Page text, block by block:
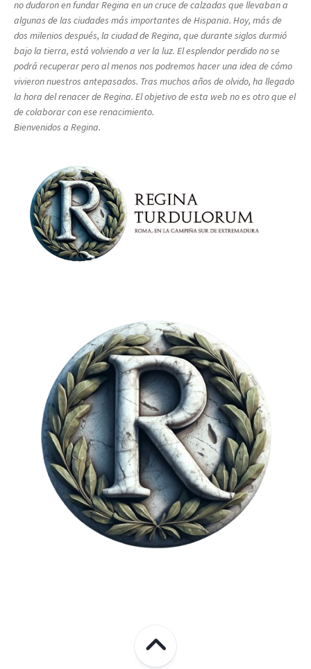
no dudaron en fundar Regina en un cruce de calzadas que llevaban a
algunas de las ciudades más importantes de Hispania. Hoy, más de
dos milenios después, la ciudad de Regina, que durante siglos durmió
bajo la tierra, está volviendo a ver la luz. El esplendor perdido no se
podrá recuperar pero al menos nos podremos hacer una idea de cómo
vivieron nuestros antepasados. Tras muchos años de olvido, ha llegado
la hora del renacer de Regina. El objetivo de esta web no es otro que el
de colaborar con ese renacimiento.
Bienvenidos a Regina.